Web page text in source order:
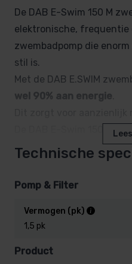
De DAB E-Swim 150 M
elektronische,
zwembadpomp die
stil is.
Met de DAB E.SWIM
wel 90% aan energie
De DAB E-Swim 150 M
worden als investering in
Met deze instelbare pomp
traditionele
Wat ook uniek is aan
motor automatisch koelt.
Technische
Pomp & Filter
Vermogen (pk)
1,5 pk
Product